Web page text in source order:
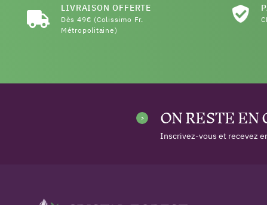
LIVRAISON OFFERTE
Dès 49€ (Colissimo Fr.
Métropolitaine)
ON RESTE
Inscrivez-vous et recevez